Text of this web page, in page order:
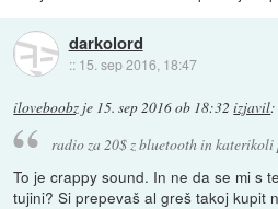
darkolord
:: 15. sep 2016, 18:47
iloveboobz je 15. sep 2016 ob 18:32 izjavil:
radio za 20$ z bluetooth in katerikoli
To je crappy sound. In ne da se mi s
tujini? Si prepevaš al greš takoj kupit